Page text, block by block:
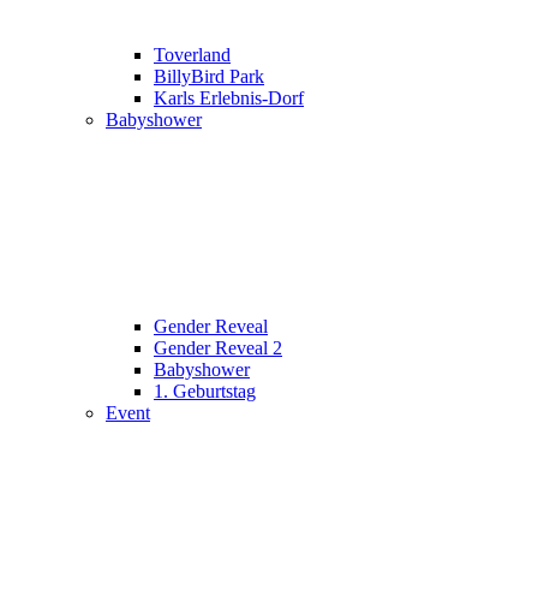
Toverland
BillyBird Park
Karls Erlebnis-Dorf
Babyshower
Gender Reveal
Gender Reveal 2
Babyshower
1. Geburtstag
Event